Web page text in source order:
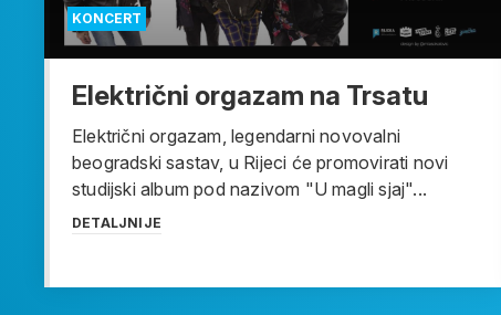
KONCERT
Električni orgazam na Trsatu
Električni orgazam, legendarni novovalni
beogradski sastav, u Rijeci će promovirati novi
studijski album pod nazivom "U magli sjaj"...
DETALJNIJE